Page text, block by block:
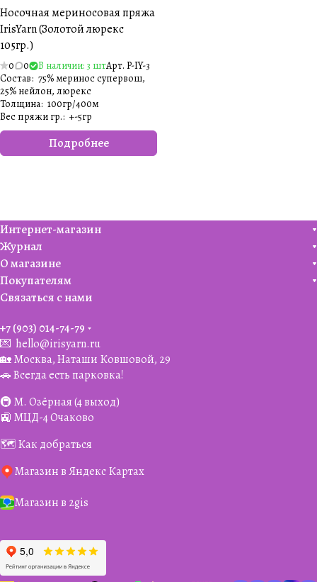
Носочная мериносовая пряжа
IrisYarn (Золотой люрекс
105гр.)
0 0 В наличии: 3 штАрт. P-IY-3
Подробнее
Состав: 75% меринос супервош,
25% нейлон, люрекс
Толщина: 100гр/400м
Вес пряжи гр.: +-5гр
Интернет-магазин
Журнал
О магазине
Покупателям
Связаться с нами
+7 (903) 014-74-79‬
💌 hello@irisyarn.ru
🏡 Москва, Наташи Ковшовой, 29
🚗 Всегда есть парковка!
🚇 М. Озёрная (4 выход)
🚉 МЦД-4 Очаково
🗺️ Как добраться
Магазин в Яндекс Картах
Магазин в 2gis